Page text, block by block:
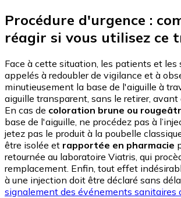
Procédure d'urgence :
réagir si vous utilisez ce
Face à cette situation, les patients et
appelés à redoubler de vigilance et à
minutieusement la base de l'aiguille à
aiguille transparent, sans le retirer, avant
En cas de coloration brune ou
base de l'aiguille, ne procédez pas à
jetez pas le produit à la poubelle
être isolée et rapportée en pharmacie
retournée au laboratoire Viatris, qui
remplacement. Enfin, tout effet
à une injection doit être déclaré sans
signalement des événements sanitaires